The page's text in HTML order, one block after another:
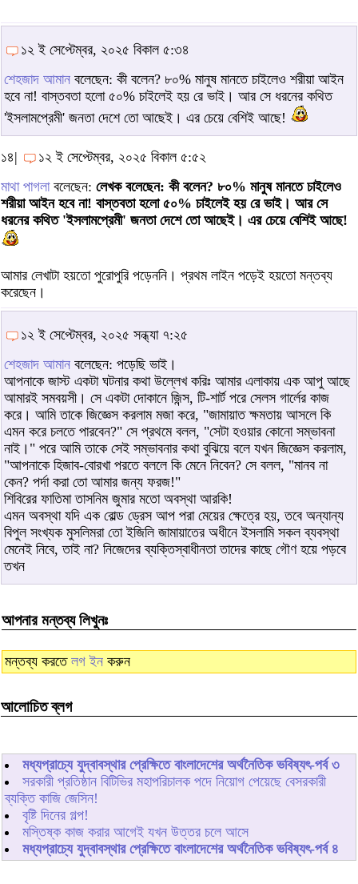
১২ ই সেপ্টেম্বর, ২০২৫ বিকাল ৫:৩৪
শেহজাদ আমান বলেছেন: কী বলেন? ৮০% মানুষ মানতে চাইলেও শরীয়া আইন
হবে না! বাস্তবতা হলো ৫০% চাইলেই হয় রে ভাই। আর সে ধরনের কথিত
'ইসলামপ্রেমী' জনতা দেশে তো আছেই। এর চেয়ে বেশিই আছে!
১৪|
১২ ই সেপ্টেম্বর, ২০২৫ বিকাল ৫:৫২
মাথা পাগলাবলেছেন: লেখক বলেছেন: কী বলেন? ৮০% মানুষ মানতে চাইলেও
শরীয়া আইন হবে না! বাস্তবতা হলো ৫০% চাইলেই হয় রে ভাই। আর সে
ধরনের কথিত 'ইসলামপ্রেমী' জনতা দেশে তো আছেই। এর চেয়ে বেশিই আছে!
আমার লেখাটা হয়তো পুরোপুরি পড়েননি। প্রথম লাইন পড়েই হয়তো মন্তব্য
করেছেন।
১২ ই সেপ্টেম্বর, ২০২৫ সন্ধ্যা ৭:২৫
শেহজাদ আমান বলেছেন: পড়েছি ভাই।
আপনাকে জাস্ট একটা ঘটনার কথা উল্লেখ করিঃ আমার এলাকায় এক আপু আছে
আমারই সমবয়সী। সে একটা দোকানে জিন্স, টি-শার্ট পরে সেলস গার্লের কাজ
করে। আমি তাকে জিজ্ঞেস করলাম মজা করে, "জামায়াত ক্ষমতায় আসলে কি
এমন করে চলতে পারবেন?" সে প্রথমে বলল, "সেটা হওয়ার কোনো সম্ভাবনা
নাই।" পরে আমি তাকে সেই সম্ভাবনার কথা বুঝিয়ে বলে যখন জিজ্ঞেস করলাম,
"আপনাকে হিজাব-বোরখা পরতে বললে কি মেনে নিবেন? সে বলল, "মানব না
কেন? পর্দা করা তো আমার জন্য ফরজ!"
শিবিরের ফাতিমা তাসনিম জুমার মতো অবস্থা আরকি!
এমন অবস্থা যদি এক বোল্ড ড্রেস আপ পরা মেয়ের ক্ষেত্রে হয়, তবে অন্যান্য
বিপুল সংখ্যক মুসলিমরা তো ইজিলি জামায়াতের অধীনে ইসলামি সকল ব্যবস্থা
মেনেই নিবে, তাই না? নিজেদের ব্যক্তিস্বাধীনতা তাদের কাছে গৌণ হয়ে পড়বে
তখন
আপনার মন্তব্য লিখুনঃ
মন্তব্য করতে লগ ইন করুন
আলোচিত ব্লগ
মধ্যপ্রাচ্যে যুদ্বাবস্থার প্রেক্ষিতে বাংলাদেশের অর্থনৈতিক ভবিষ্যৎ-পর্ব ৩
সরকারী প্রতিষ্ঠান বিটিভির মহাপরিচালক পদে নিয়োগ পেয়েছে বেসরকারী
ব্যক্তি কাজি জেসিন!
বৃষ্টি দিনের গল্প!
মস্তিষ্ক কাজ করার আগেই যখন উত্তর চলে আসে
মধ্যপ্রাচ্যে যুদ্বাবস্থার প্রেক্ষিতে বাংলাদেশের অর্থনৈতিক ভবিষ্যৎ-পর্ব ৪